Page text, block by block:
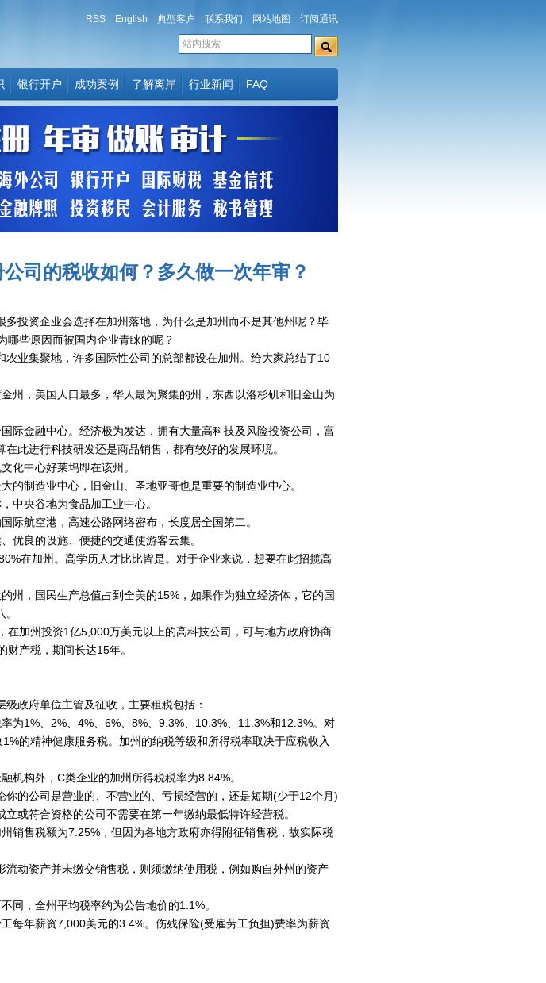
RSS English 典型客户 联系我们 网站地图 订阅通讯
银行开户 成功案例 了解离岸 行业新闻 FAQ
司的税收如何？多久做一次年审？
多投资企业会选择在加州落地，为什么是加州而不是其他州呢？毕
哪些原因而被国内企业青睐的呢？
农业集聚地，许多国际性公司的总部都设在加州。给大家总结了10
州，美国人口最多，华人最为聚集的州，东西以洛杉矶和旧金山为
际金融中心。经济极为发达，拥有大量高科技及风险投资公司，富
在此进行科技研发还是商品销售，都有较好的发展环境。
化中心好莱坞即在该州。
的制造业中心，旧金山、圣地亚哥也是重要的制造业中心。
中央谷地为食品加工业中心。
际航空港，高速公路网络密布，长度居全国第二。
优良的设施、便捷的交通使游客云集。
在加州。高学历人才比比皆是。对于企业来说，想要在此招揽高
州，国民生产总值占到全美的15%，如果作为独立经济体，它的国
在加州投资1亿5,000万美元以上的高科技公司，可与地方政府协商
产税，期间长达15年。
政府单位主管及征收，主要租税包括：
为1%、2%、4%、6%、8%、9.3%、10.3%、11.3%和12.3%。对
的精神健康服务税。加州的纳税等级和所得税率取决于应税收入
机构外，C类企业的加州所得税税率为8.84%。
你的公司是营业的、不营业的、亏损经营的，还是短期(少于12个月)
或符合资格的公司不需要在第一年缴纳最低特许经营税。
销售税额为7.25%，但因为各地方政府亦得附征销售税，故实际税
流动资产并未缴交销售税，则须缴纳使用税，例如购自外州的资产
同，全州平均税率约为公告地价的1.1%。
每年薪资7,000美元的3.4%。伤残保险(受雇劳工负担)费率为薪资